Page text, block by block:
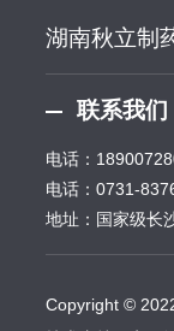
湖南秋立制
联系我们
电话：
电话：0731-
地址：国家级长
Copyright ©